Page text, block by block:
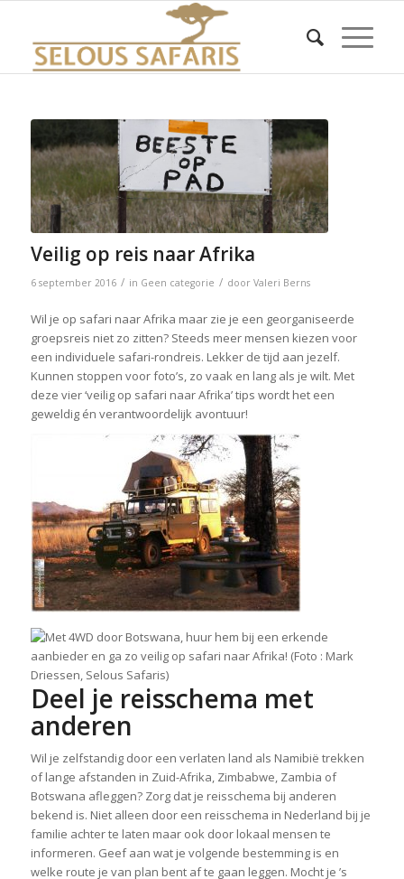
Veilig op reis naar Afrika
6 september 2016 / in Geen categorie / door Valeri Berns
Wil je op safari naar Afrika maar zie je een georganiseerde
groepsreis niet zo zitten? Steeds meer mensen kiezen voor
een individuele safari-rondreis. Lekker de tijd aan jezelf.
Kunnen stoppen voor foto’s, zo vaak en lang als je wilt. Met
deze vier ‘veilig op safari naar Afrika’ tips wordt het een
geweldig én verantwoordelijk avontuur!
Deel je reisschema met
anderen
Wil je zelfstandig door een verlaten land als Namibië trekken
of lange afstanden in Zuid-Afrika, Zimbabwe, Zambia of
Botswana afleggen? Zorg dat je reisschema bij anderen
bekend is. Niet alleen door een reisschema in Nederland bij je
familie achter te laten maar ook door lokaal mensen te
informeren. Geef aan wat je volgende bestemming is en
welke route je van plan bent af te gaan leggen. Mocht je ’s